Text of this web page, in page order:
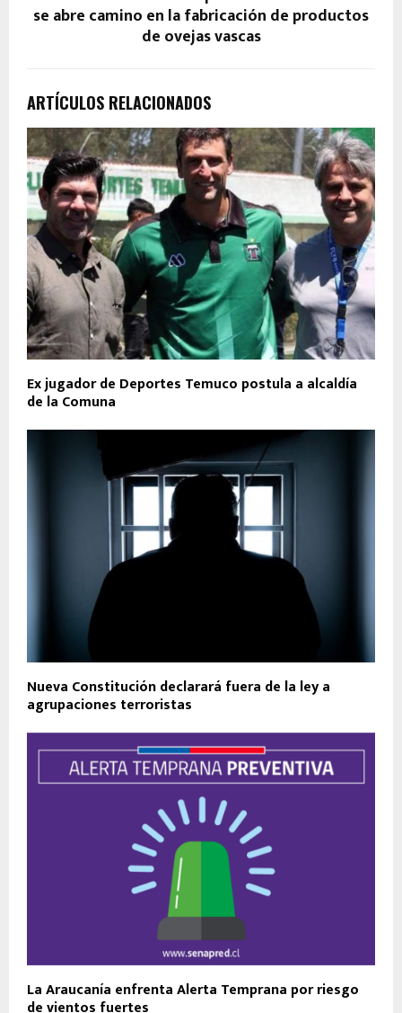
se abre camino en la fabricación de productos
de ovejas vascas
ARTÍCULOS RELACIONADOS
Ex jugador de Deportes Temuco postula a alcaldía
de la Comuna
Nueva Constitución declarará fuera de la ley a
agrupaciones terroristas
La Araucanía enfrenta Alerta Temprana por riesgo
de vientos fuertes